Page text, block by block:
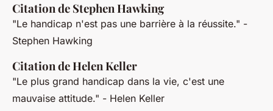
Citation de Stephen Hawking
"Le handicap n'est pas une barrière à la réussite." -
Stephen Hawking
Citation de Helen Keller
"Le plus grand handicap dans la vie, c'est une
mauvaise attitude." - Helen Keller